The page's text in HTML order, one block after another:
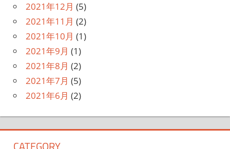
2021年12月 (5)
2021年11月 (2)
2021年10月 (1)
2021年9月 (1)
2021年8月 (2)
2021年7月 (5)
2021年6月 (2)